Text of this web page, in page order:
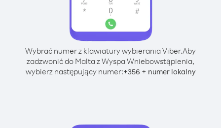
Wybrać numer z klawiatury wybierania Viber.Aby
zadzwonić do Malta z Wyspa Wniebowstąpienia,
wybierz następujący numer:+356 + numer lokalny